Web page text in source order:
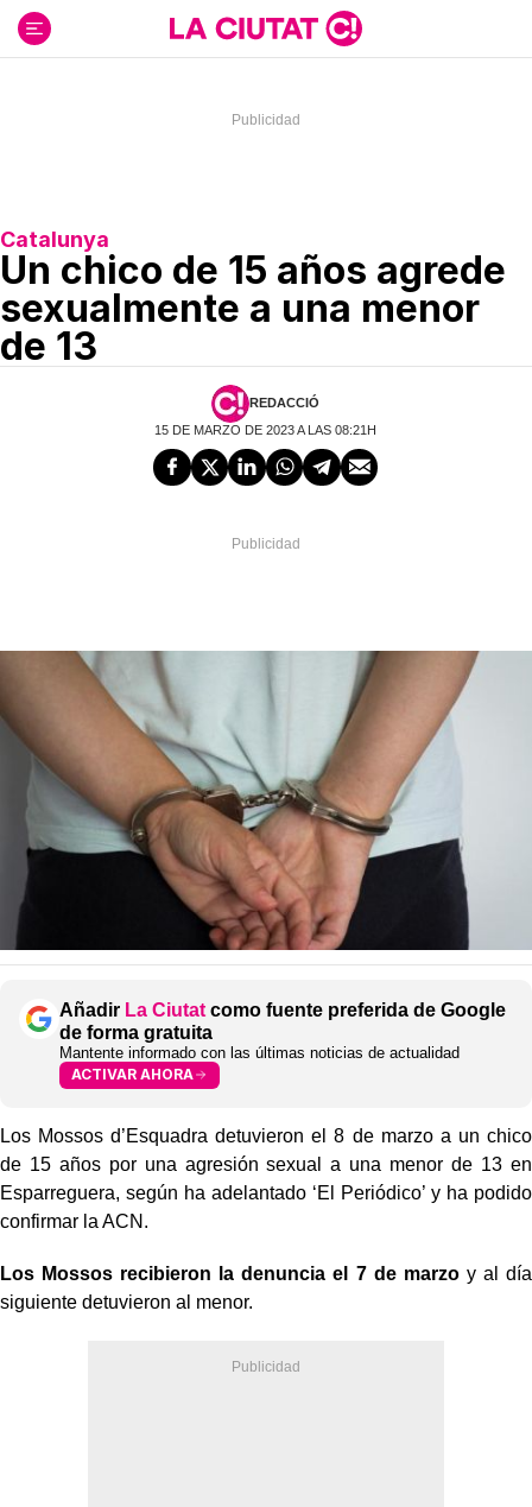
contenido
Catalunya
Un chico de 15 años agrede
sexualmente a una menor
de 13
REDACCIÓ
15 DE MARZO DE 2023 A LAS 08:21H
Añadir La Ciutat como fuente preferida de Google
de forma gratuita
Mantente informado con las últimas noticias de actualidad
ACTIVAR AHORA
Los Mossos d’Esquadra detuvieron el 8 de marzo a un chico
de 15 años por una agresión sexual a una menor de 13 en
Esparreguera, según ha adelantado ‘El Periódico’ y ha podido
confirmar la ACN.
Los Mossos recibieron la denuncia el 7 de marzoy al día
siguiente detuvieron al menor.